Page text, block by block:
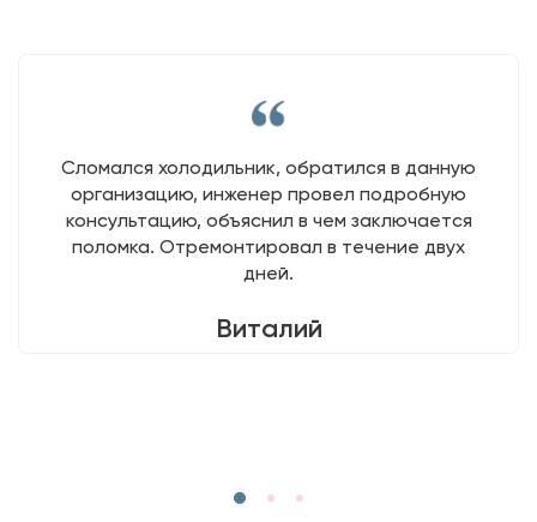
Сломался холодильник, обратился в данную
организацию, инженер провел подробную
консультацию, объяснил в чем заключается
поломка. Отремонтировал в течение двух
дней.
Виталий